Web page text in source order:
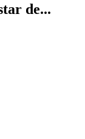
de...